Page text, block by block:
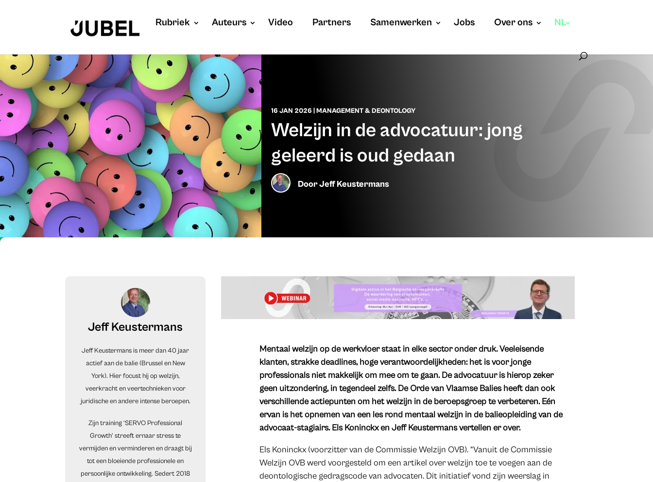
Rubriek Auteurs Video Partners Samenwerken Jobs Over ons NL
16 JAN 2026 MANAGEMENT & DEONTOLOGY
Welzijn in de advocatuur: jong
geleerd is oud gedaan
DoorJeff Keustermans
Jeff Keustermans
Jeff Keustermans is meer dan 40 jaar
actief aan de balie (Brussel en New
York). Hier focust hij op welzijn,
veerkracht en veertechnieken voor
juridische en andere intense beroepen.
Zijn training ‘SERVO Professional
Growth’ streeft ernaar stress te
vermijden en verminderen en draagt bij
tot een bloeiende professionele en
persoonlijke ontwikkeling. Sedert 2018
Mentaal welzijn op de werkvloer staat in elke sector onder druk. Veeleisende
klanten, strakke deadlines, hoge verantwoordelijkheden: het is voor jonge
professionals niet makkelijk om mee om te gaan. De advocatuur is hierop zeker
geen uitzondering, in tegendeel zelfs. De Orde van Vlaamse Balies heeft dan ook
verschillende actiepunten om het welzijn in de beroepsgroep te verbeteren. Eén
ervan is het opnemen van een les rond mentaal welzijn in de balieopleiding van de
advocaat-stagiairs. Els Koninckx en Jeff Keustermans vertellen er over.
Els Koninckx (voorzitter van de Commissie Welzijn OVB). “Vanuit de Commissie
Welzijn OVB werd voorgesteld om een artikel over welzijn toe te voegen aan de
deontologische gedragscode van advocaten. Dit initiatief vond zijn weerslag in